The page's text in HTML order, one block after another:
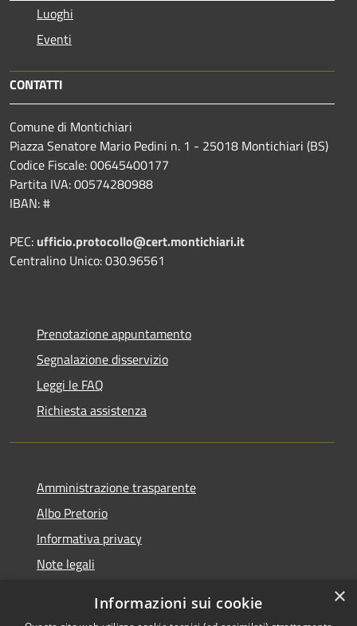
Luoghi
Eventi
CONTATTI
Comune di Montichiari
Piazza Senatore Mario Pedini n. 1 - 25018 Montichiari (BS)
Codice Fiscale: 00645400177
Partita IVA: 00574280988
IBAN: #
PEC: ufficio.protocollo@cert.montichiari.it
Centralino Unico: 030.96561
Prenotazione appuntamento
Segnalazione disservizio
Leggi le FAQ
Richiesta assistenza
Amministrazione trasparente
Albo Pretorio
Informativa privacy
Note legali
Whisteblowing
×
Informazioni sui cookie